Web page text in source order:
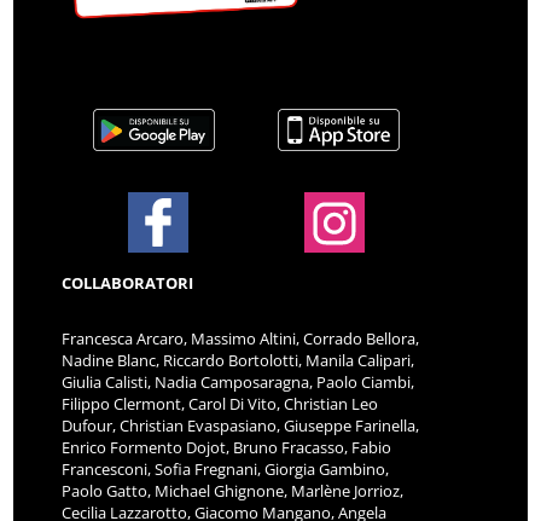
COLLABORATORI
Francesca Arcaro, Massimo Altini, Corrado Bellora,
Nadine Blanc, Riccardo Bortolotti, Manila Calipari,
Giulia Calisti, Nadia Camposaragna, Paolo Ciambi,
Filippo Clermont, Carol Di Vito, Christian Leo
Dufour, Christian Evaspasiano, Giuseppe Farinella,
Enrico Formento Dojot, Bruno Fracasso, Fabio
Francesconi, Sofia Fregnani, Giorgia Gambino,
Paolo Gatto, Michael Ghignone, Marlène Jorrioz,
Cecilia Lazzarotto, Giacomo Mangano, Angela